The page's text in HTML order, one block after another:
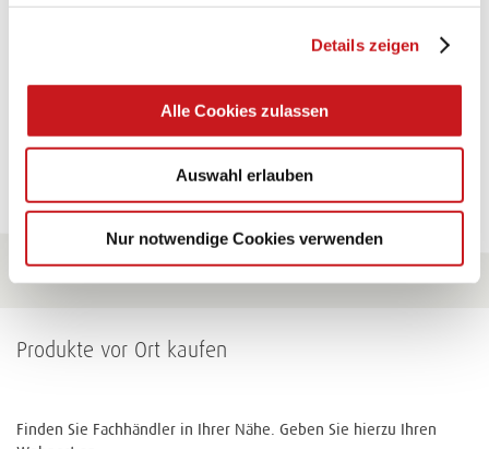
Details zeigen
Alle Cookies zulassen
Auswahl erlauben
Nur notwendige Cookies verwenden
Zu allen Tipps
Produkte vor Ort kaufen
Finden Sie Fachhändler in Ihrer Nähe. Geben Sie hierzu Ihren